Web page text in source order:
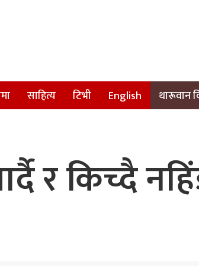
साहित्य टिभी English थारूवान
र किच्दै